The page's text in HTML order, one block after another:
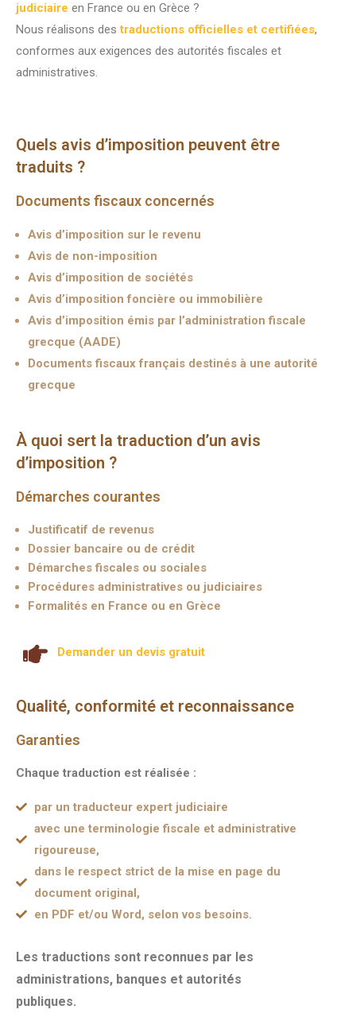
judiciaire en France ou en Grèce ?
Nous réalisons destraductions officielles et certifiées,
conformes aux exigences des autorités fiscales et
administratives.
Quels avis d’imposition peuvent être
traduits ?
Documents fiscaux concernés
Avis d’imposition sur le revenu
Avis de non-imposition
Avis d’imposition de sociétés
Avis d’imposition foncière ou immobilière
Avis d’imposition émis par l’administration fiscale
grecque (AADE)
Documents fiscaux français destinés à une autorité
grecque
À quoi sert la traduction d’un avis
d’imposition ?
Démarches courantes
Justificatif de revenus
Dossier bancaire ou de crédit
Démarches fiscales ou sociales
Procédures administratives ou judiciaires
Formalités en France ou en Grèce
Demander un devis gratuit
Qualité, conformité et reconnaissance
Garanties
Chaque traduction est réalisée :
par un traducteur expert judiciaire
avec une terminologie fiscale et administrative
rigoureuse,
dans le respect strict de la mise en page du
document original,
en PDF et/ou Word, selon vos besoins.
Les traductions sont reconnues par les
administrations, banques et autorités
publiques.